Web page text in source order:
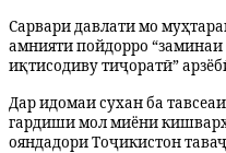
Сарвари давлати мо
амнияти пойдорро
иқтисодиву тиҷоратӣ”
Дар идомаи сухан ба
гардиши мол миёни
ояндадори Тоҷикистон